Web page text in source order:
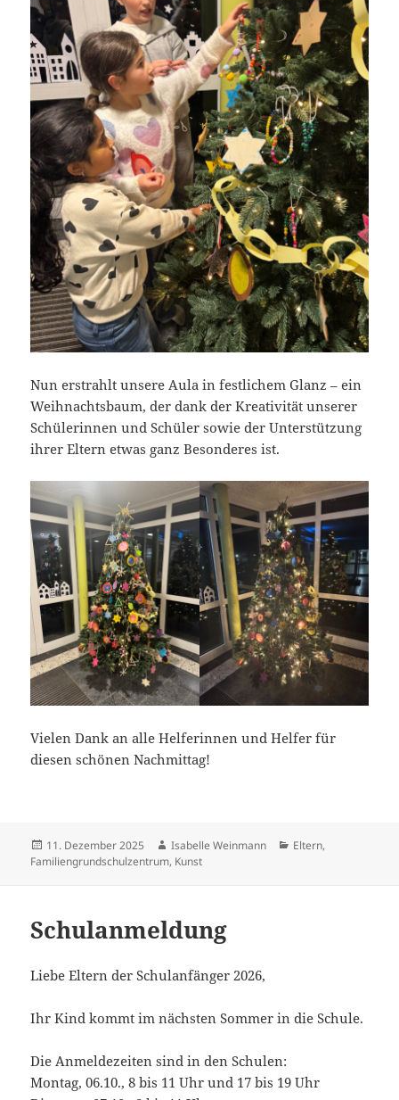
Nun erstrahlt unsere Aula in festlichem Glanz – ein
Weihnachtsbaum, der dank der Kreativität unserer
Schülerinnen und Schüler sowie der Unterstützung
ihrer Eltern etwas ganz Besonderes ist.
Vielen Dank an alle Helferinnen und Helfer für
diesen schönen Nachmittag!
Veröffentlicht
am
11. Dezember 2025 Autor
Isabelle Weinmann Kategorien
Eltern,
Familiengrundschulzentrum, Kunst
Schulanmeldung
Liebe Eltern der Schulanfänger 2026,
Ihr Kind kommt im nächsten Sommer in die Schule.
Die Anmeldezeiten sind in den Schulen:
Montag, 06.10., 8 bis 11 Uhr und 17 bis 19 Uhr